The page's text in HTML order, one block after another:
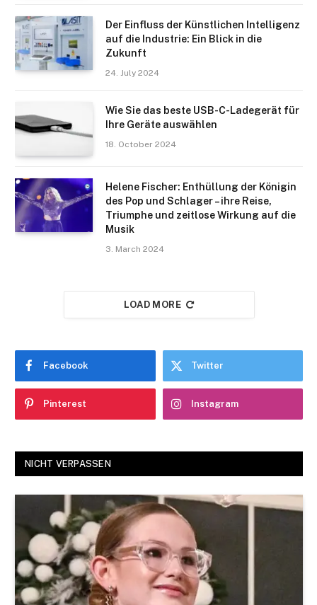
Der Einfluss der Künstlichen Intelligenz
auf die Industrie: Ein Blick in die
Zukunft
24. July 2024
Wie Sie das beste USB-C-Ladegerät für
Ihre Geräte auswählen
18. October 2024
Helene Fischer: Enthüllung der Königin
des Pop und Schlager – ihre Reise,
Triumphe und zeitlose Wirkung auf die
Musik
3. March 2024
LOAD MORE
Facebook Twitter
Pinterest Instagram
NICHT VERPASSEN